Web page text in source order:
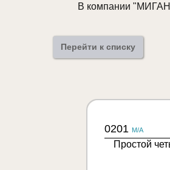
В компании
Перейти к списку
0201 M/A
Простой